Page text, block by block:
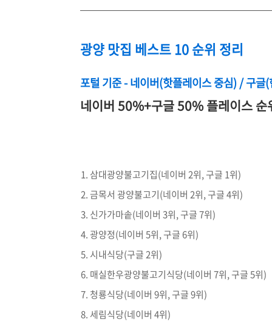
광양 맛집 베스트 10 순위 정리
포털 기준 - 네이버(핫플레이스 중심) / 구글
네이버 50%+구글 50% 플레이스 순
삼대광양불고기집(네이버 2위, 구글 1위)
금목서 광양불고기(네이버 2위, 구글 4위)
신가가마솥(네이버 3위, 구글 7위)
광양정(네이버 5위, 구글 6위)
시내식당(구글 2위)
매실한우광양불고기식당(네이버 7위, 구글 5위)
청룡식당(네이버 9위, 구글 9위)
세림식당(네이버 4위)